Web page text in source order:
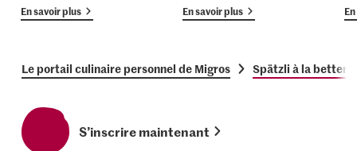
En savoir plus En savoir plus
Le portail culinaire personnel de Migros Spätzli à la
S’inscrire maintenant